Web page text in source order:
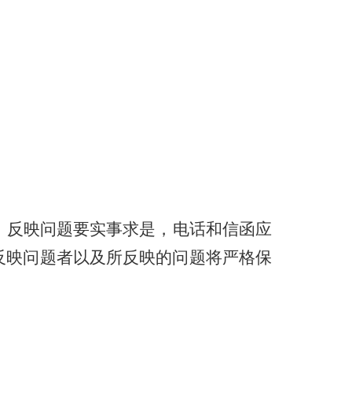
映问题要实事求是，电话和信函应
问题者以及所反映的问题将严格保